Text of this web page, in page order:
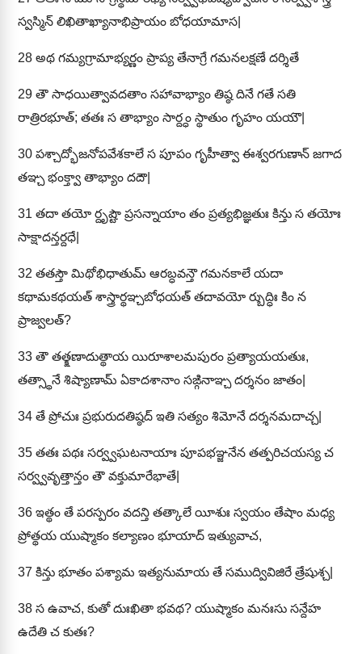
స్వస్మిన్ లిఖితాఖ్యానాభిప్రాయం బోధయామాస|
28 అథ గమ్యగ్రామాభ్యర్ణం ప్రాప్య తేనాగ్రే గమనలక్షణే దర్శితే
29 తౌ సాధయిత్వావదతాం సహావాభ్యాం తిష్ఠ దినే గతే సతి
రాత్రిరభూత్; తతః స తాభ్యాం సార్ద్ధం స్థాతుం గృహం యయౌ|
30 పశ్చాద్భోజనోపవేశకాలే స పూపం గృహీత్వా ఈశ్వరగుణాన్ జగాద
తఞ్చ భంక్త్వా తాభ్యాం దదౌ|
31 తదా తయో ర్దృష్టౌ ప్రసన్నాయాం తం ప్రత్యభిజ్ఞతుః కిన్తు స తయోః
సాక్షాదన్తర్దధే|
32 తతస్తౌ మిథోభిధాతుమ్ ఆరబ్ధవన్తౌ గమనకాలే యదా
కథామకథయత్ శాస్త్రార్థఞ్చబోధయత్ తదావయో ర్బుద్ధిః కిం న
ప్రాజ్వలత్?
33 తౌ తత్క్షణాదుత్థాయ యిరూశాలమపురం ప్రత్యాయయతుః,
తత్స్థానే శిష్యాణామ్ ఏకాదశానాం సఙ్గినాఞ్చ దర్శనం జాతం|
34 తే ప్రోచుః ప్రభురుదతిష్ఠద్ ఇతి సత్యం శిమోనే దర్శనమదాచ్చ|
35 తతః పథః సర్వ్వఘటనాయాః పూపభఞ్జనేన తత్పరిచయస్య చ
సర్వ్వవృత్తాన్తం తౌ వక్తుమారేభాతే|
36 ఇత్థం తే పరస్పరం వదన్తి తత్కాలే యీశుః స్వయం తేషాం మధ్య
ప్రోత్థయ యుష్మాకం కల్యాణం భూయాద్ ఇత్యువాచ,
37 కిన్తు భూతం పశ్యామ ఇత్యనుమాయ తే సముద్వివిజిరే త్రేషుశ్చ|
38 స ఉవాచ, కుతో దుఃఖితా భవథ? యుష్మాకం మనఃసు సన్దేహ
ఉదేతి చ కుతః?